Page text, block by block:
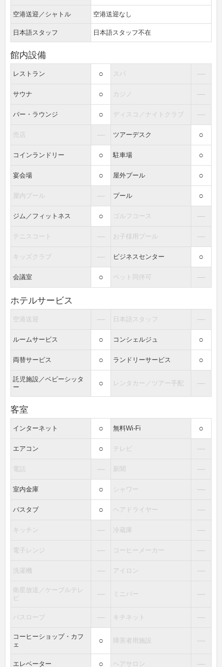
空港送迎／シャトル 空港送迎なし
日本語スタッフ 日本語スタッフ不在
館内設備
レストラン ○ スパ ―
サウナ ○ カジノ ―
バー・ラウンジ ○ ディスコ／ナイトクラブ ―
売店 ― ツアーデスク ○
コインランドリー ○ 駐車場 ○
宴会場 ○ 屋外プール ○
屋内プール ― プール ○
ジム／フィットネス ○ ゴルフコース ―
テニスコート ― お子様用プール ―
キッズクラブ ― ビジネスセンター ○
会議室 ○ ペット同伴可 ―
ホテルサービス
空港送迎 ― 日本語スタッフ ―
ルームサービス ○ コンシェルジュ ○
両替サービス ○ ランドリーサービス ○
託児施設／ベビーシッタ
ー
○ レンタカー／ツアー手配 ―
客室
インターネット ○ 無料Wi-Fi ○
エアコン ○ テレビ ―
電話 ― 新聞 ―
室内金庫 ○ シャワー ―
バスタブ ○ ヘアドライヤー ―
キッチン ― 冷蔵庫 ―
電子レンジ ― コーヒーメーカー ―
洗濯機 ― アイロン ―
衛星放送／ケーブルテレ
ビ
― ミニバー ―
バスローブ ― キチネット ―
コーヒーショップ・カフ
ェ
○ 障害者用施設 ―
エレベーター ○ ヘアサロン ―